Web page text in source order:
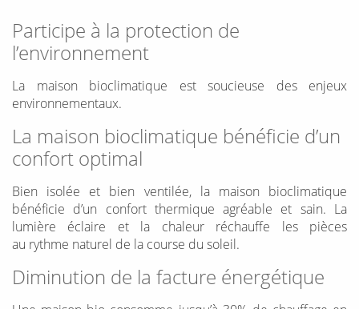
Participe à la protection de
l’environnement
La maison bioclimatique est soucieuse des enjeux
environnementaux.
La maison bioclimatique bénéficie d’un
confort optimal
Bien isolée et bien ventilée, la maison bioclimatique
bénéficie d’un confort thermique agréable et sain. La
lumière éclaire et la chaleur réchauffe les pièces
au rythme naturel de la course du soleil.
Diminution de la facture énergétique